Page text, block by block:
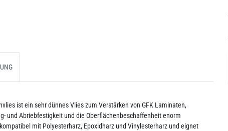
ist ein sehr dünnes Vlies zum Verstärken von GFK Laminaten,
und Abriebfestigkeit und die Oberflächenbeschaffenheit enorm
mit Polyesterharz, Epoxidharz und Vinylesterharz und eignet